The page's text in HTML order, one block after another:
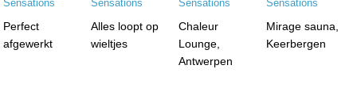
Perfect
afgewerkt
Alles loopt op
wieltjes
Chaleur
Lounge,
Antwerpen
Mirage sauna,
Keerbergen